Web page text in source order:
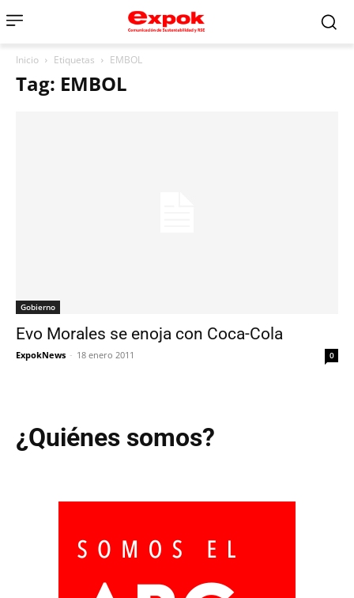
Inicio Etiquetas EMBOL
Tag: EMBOL
Gobierno
Evo Morales se enoja con Coca-Cola
ExpokNews - 18 enero 2011 0
¿Quiénes somos?